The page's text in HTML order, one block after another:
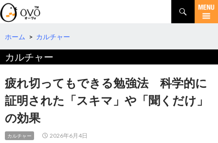
検
索
コ
テ
ツ
へ
動
ホーム > カルチャー
カルチャー
疲れ切ってもできる勉強法 科学的に
証明された「スキマ」や「聞くだけ」
の効果
カルチャー 2026年6月4日